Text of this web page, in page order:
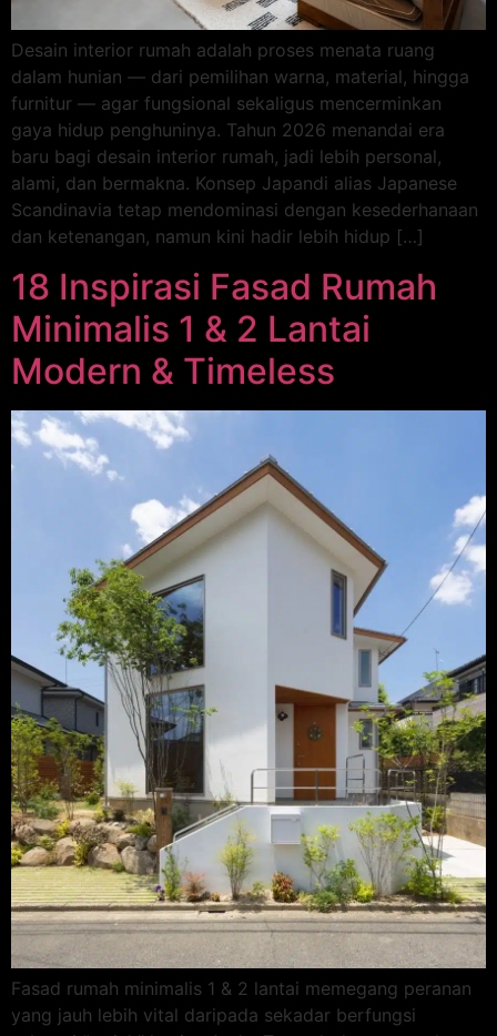
Desain interior rumah adalah proses menata ruang
dalam hunian — dari pemilihan warna, material, hingga
furnitur — agar fungsional sekaligus mencerminkan
gaya hidup penghuninya. Tahun 2026 menandai era
baru bagi desain interior rumah, jadi lebih personal,
alami, dan bermakna. Konsep Japandi alias Japanese
Scandinavia tetap mendominasi dengan kesederhanaan
dan ketenangan, namun kini hadir lebih hidup […]
18 Inspirasi Fasad Rumah
Minimalis 1 & 2 Lantai
Modern & Timeless
Fasad rumah minimalis 1 & 2 lantai memegang peranan
yang jauh lebih vital daripada sekadar berfungsi